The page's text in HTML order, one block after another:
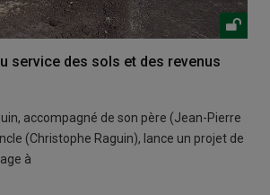
service des sols et des revenus
accompagné de son père (Jean-Pierre
(Christophe Raguin), lance un projet de
à